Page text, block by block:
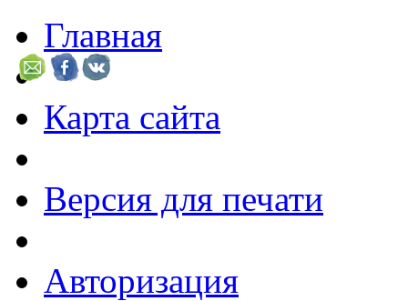
Главная
Карта сайта
Версия для печати
Авторизация